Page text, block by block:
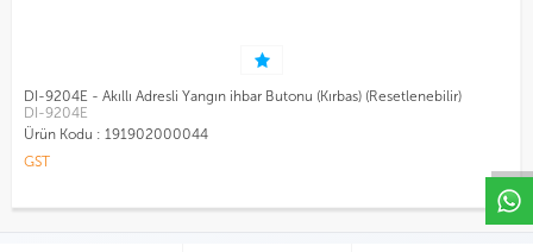
DI-9204E - Akıllı Adresli Yangın ihbar Butonu (Kırbas) (Resetlenebilir)
DI-9204E
Ürün Kodu : 191902000044
GST